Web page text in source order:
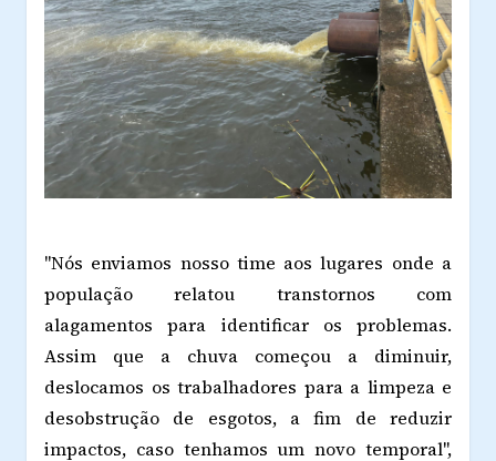
"Nós enviamos nosso time aos lugares onde a
população relatou transtornos com
alagamentos para identificar os problemas.
Assim que a chuva começou a diminuir,
deslocamos os trabalhadores para a limpeza e
desobstrução de esgotos, a fim de reduzir
impactos, caso tenhamos um novo temporal",